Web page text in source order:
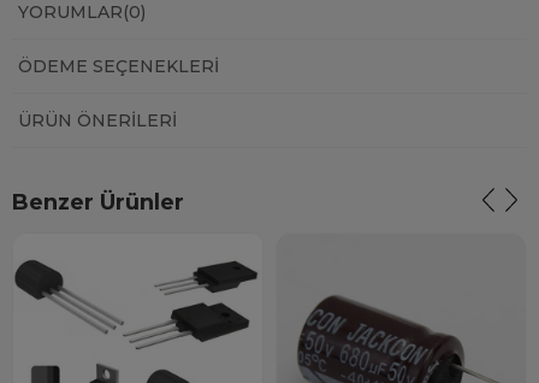
YORUMLAR(0)
ÖDEME SEÇENEKLERI
ÜRÜN ÖNERILERI
Benzer Ürünler